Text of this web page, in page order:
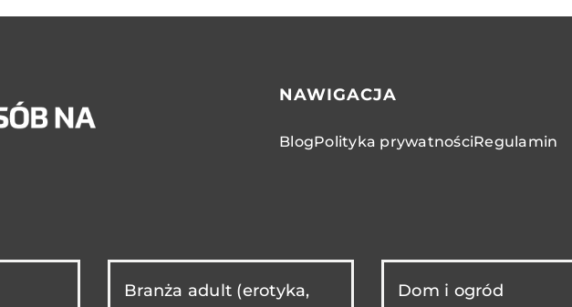
NAWIGACJA
BlogPolityka prywatnościRegulamin
Branża adult (erotyka,
Dom i ogród